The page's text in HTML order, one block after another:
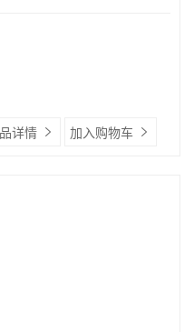
详情 加入购物车